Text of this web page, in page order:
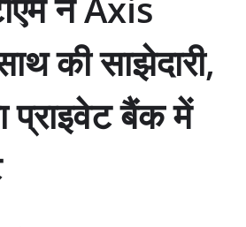
की साझेदारी,
प्राइवेट बैंक में